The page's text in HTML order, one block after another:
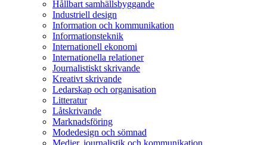
Hållbart samhällsbyggande
Industriell design
Information och kommunikation
Informationsteknik
Internationell ekonomi
Internationella relationer
Journalistiskt skrivande
Kreativt skrivande
Ledarskap och organisation
Litteratur
Låtskrivande
Marknadsföring
Modedesign och sömnad
Medier, journalistik och kommunikation